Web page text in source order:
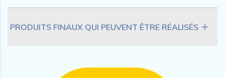
PRODUITS FINAUX QUI PEUVENT ÊTRE RÉALISÉS